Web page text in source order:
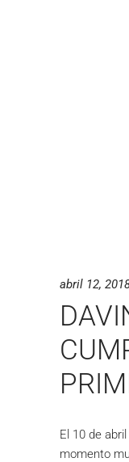
abril 12,
El 10 de
momento